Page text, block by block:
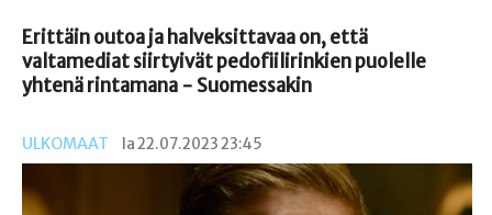
Erittäin outoa ja halveksittavaa on, että
valtamediat siirtyivät pedofiilirinkien puolelle
yhtenä rintamana - Suomessakin
ULKOMAAT la 22.07.2023 23:45